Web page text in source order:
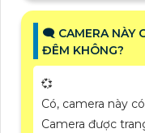
🗨️ CAMERA NÀY
ĐÊM KHÔNG?
💞
Có, camera này
Camera được